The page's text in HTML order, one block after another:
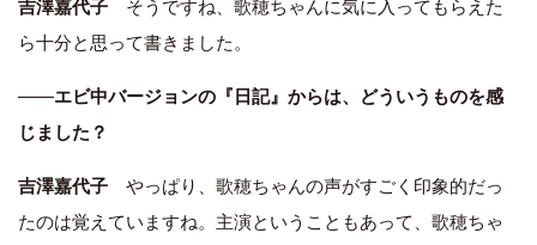
吉澤嘉代子 そうですね、歌穂ちゃんに気に入ってもらえた
ら十分と思って書きました。
――エビ中バージョンの『日記』からは、どういうものを感
じました？
吉澤嘉代子 やっぱり、歌穂ちゃんの声がすごく印象的だっ
たのは覚えていますね。主演ということもあって、歌穂ちゃ